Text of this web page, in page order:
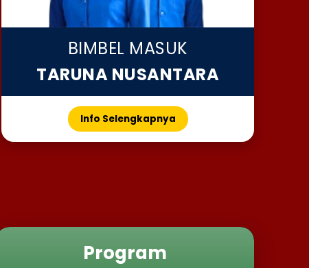
BIMBEL MASUK
TARUNA NUSANTARA
Info Selengkapnya
Program